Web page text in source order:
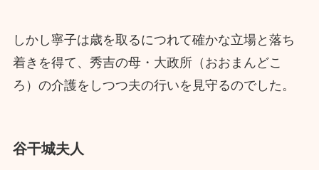
しかし寧子は歳を取るにつれて確かな立場と落ち
着きを得て、秀吉の母・大政所（おおまんどこ
ろ）の介護をしつつ夫の行いを見守るのでした。
谷干城夫人